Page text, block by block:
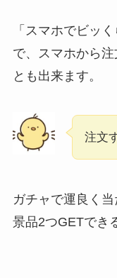
「スマホでビッ
で、スマホから
とも出来ます。
注文
ガチャで運良く
景品2つGETでき